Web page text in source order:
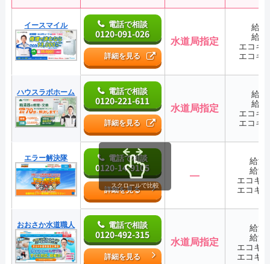
イースマイル 電話で相談
0120-091-026
詳細を見る
水道局指定
給
給
エコキ
エコキ
ハウスラボホーム 電話で相談
0120-221-611
詳細を見る
水道局指定
給
給
エコキ
エコキ
エラー解決隊 電話で相談
0120-14-9105
詳細を見る
―
給湯
給湯
エコキ
エコキ
おおさか水道職人 電話で相談
0120-492-315
詳細を見る
水道局指定
給湯
給湯
エコキ
エコキ
スクロールで比較